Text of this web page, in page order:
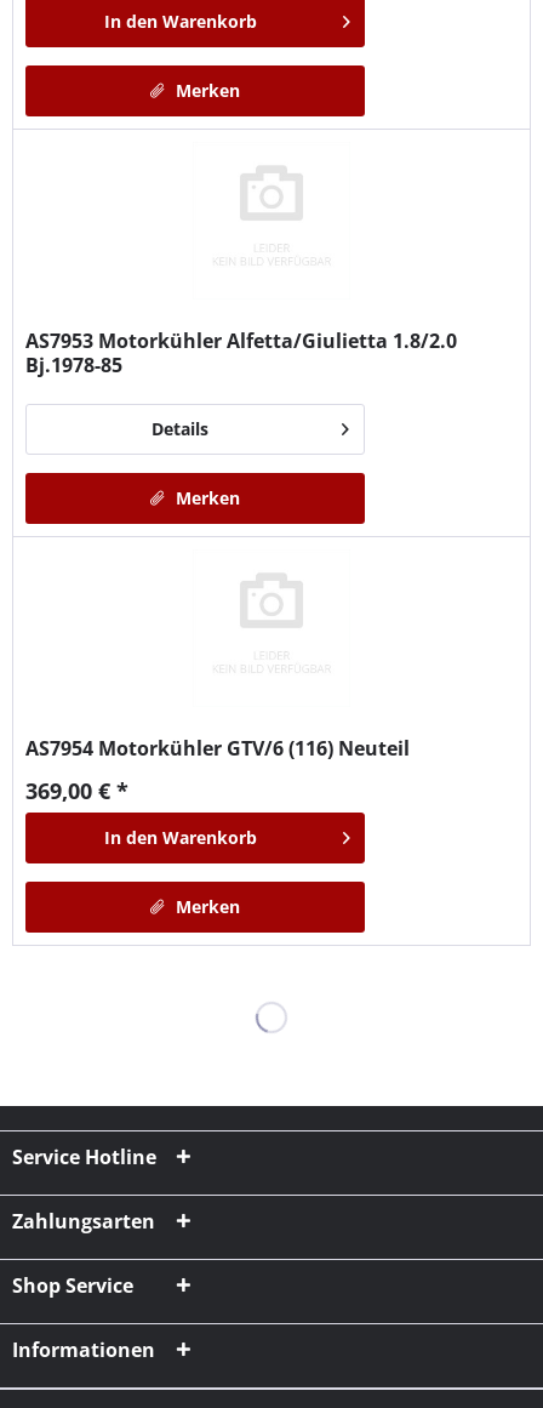
In den Warenkorb
Merken
AS7953 Motorkühler Alfetta/Giulietta 1.8/2.0
Bj.1978-85
Details
Merken
AS7954 Motorkühler GTV/6 (116) Neuteil
369,00 € *
In den Warenkorb
Merken
Service Hotline
Zahlungsarten
Shop Service
Informationen